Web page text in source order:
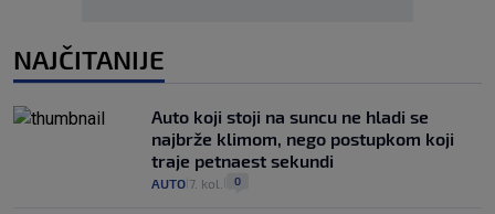
NAJČITANIJE
Auto koji stoji na suncu ne hladi se
najbrže klimom, nego postupkom koji
traje petnaest sekundi
AUTO 7. kol. 0